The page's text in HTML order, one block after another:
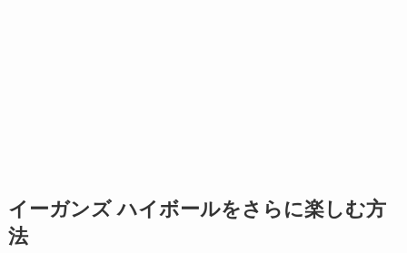
イーガンズ ハイボールをさらに楽しむ方
法